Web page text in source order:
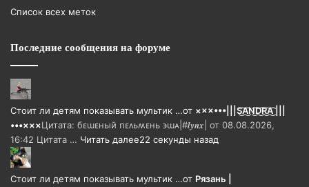
Список всех меток
Последние сообщения на форуме
Стоит ли детям показывать мультик …от ×××•••|||S͜͡A͜͡N͜͡D͜͡R͜͡A͜͡ |||
•••×××Цитата: бᴇɯᴇный ᴨᴇᴧьʍᴇнь ϶ɯᴀ|#𝒍𝒚𝒏𝒙| от 08.08.2026,
16:42 Цитата … Читать далее22 секунды назад
Стоит ли детям показывать мультик …от Рязань |